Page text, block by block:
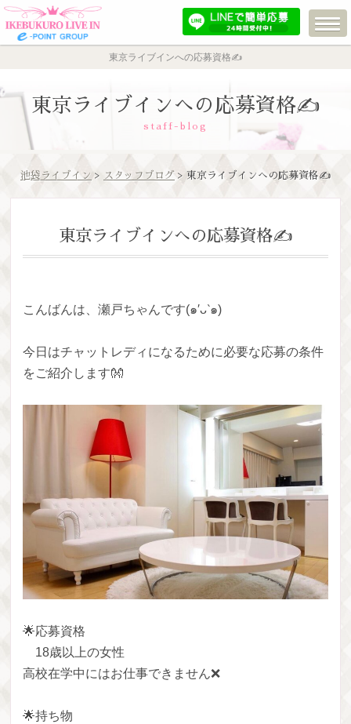
東京ライブインへの応募資格✍️
東京ライブインへの応募資格✍️
staff-blog
池袋ライブイン > スタッフブログ > 東京ライブインへの応募資格✍️
東京ライブインへの応募資格✍️
こんばんは、瀬戸ちゃんです(๑′ᴗ‵๑)
今日はチャットレディになるために必要な応募の条件
をご紹介します👐
🌟応募資格
18歳以上の女性
高校在学中にはお仕事できません❌
🌟持ち物